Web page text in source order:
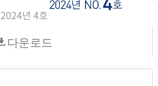
2024년 4호
다운로드